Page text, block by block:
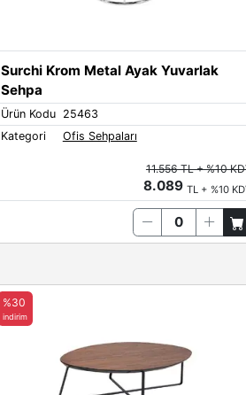
Surchi Krom Metal Ayak Yuvarlak
Sehpa
Ürün Kodu
25463
Kategori
Ofis Sehpaları
11.556 TL + %10
8.089 TL + %10
%30
indirim